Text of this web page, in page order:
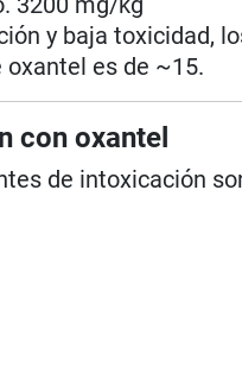
y baja toxicidad,
es de ~15.
con oxantel
de intoxicación